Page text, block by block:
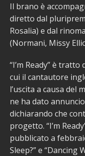
Il brano è
diretto dal
Rosalia) e dal
(Normani, Missy
“I’m Ready” è
cui il cantautore
l’uscita a causa del
ne ha dato
dichiarando che
progetto. “I’m
pubblicato a
Sleep?” e “Dancing